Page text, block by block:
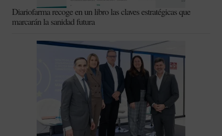
Diariofarma recoge en un libro las claves estratégicas que
marcarán la sanidad futura